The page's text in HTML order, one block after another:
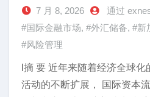
7 月 8, 2026 通过
#国际金融市场, #外汇储备, #新
#风险管理
I摘 要 近年来随着经济全球
活动的不断扩展， 国际资本